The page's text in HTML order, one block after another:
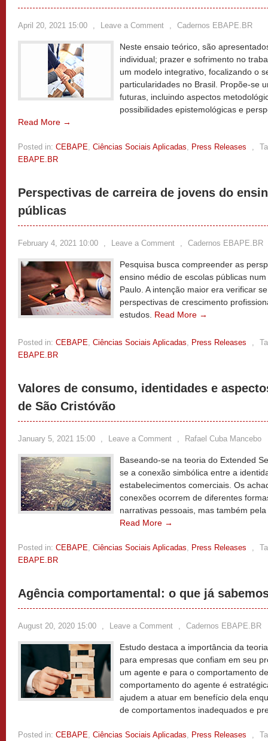
April 20, 2021 15:00 , Leave a Comment , Cadernos EBAPE.BR
Neste ensaio teórico, são
individual; prazer e sofrimento no
um modelo integrativo, focalizando o
particularidades no Brasil. Propõe-se
futuras, incluindo aspectos
possibilidades epistemológicas e
Read More →
Posted in: CEBAPE, Ciências Sociais Aplicadas, Press Releases ,
EBAPE.BR
Perspectivas de carreira de jovens do
públicas
February 4, 2021 10:00 , Leave a Comment , Cadernos EBAPE.BR
Pesquisa busca compreender as
ensino médio de escolas públicas
Paulo. A intenção maior era verificar
perspectivas de crescimento
estudos. Read More →
Posted in: CEBAPE, Ciências Sociais Aplicadas, Press Releases ,
EBAPE.BR
Valores de consumo, identidades e
de São Cristóvão
January 5, 2021 15:00 , Leave a Comment , Rafael Cuba Mancebo
Baseando-se na teoria do Extended
se a conexão simbólica entre a
estabelecimentos comerciais. Os
conexões ocorrem de diferentes
narrativas pessoais, mas também
Read More →
Posted in: CEBAPE, Ciências Sociais Aplicadas, Press Releases ,
EBAPE.BR
Agência comportamental: o que já
August 20, 2020 15:00 , Leave a Comment , Cadernos EBAPE.BR
Estudo destaca a importância da
para empresas que confiam em seu
um agente e para o comportamento
comportamento do agente é
ajudem a atuar em benefício dela
de comportamentos inadequados e
Posted in: CEBAPE, Ciências Sociais Aplicadas, Press Releases ,